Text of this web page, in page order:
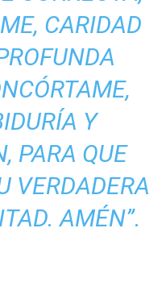
CARIDAD
Y
PARA QUE
VERDADERA
AMÉN”.